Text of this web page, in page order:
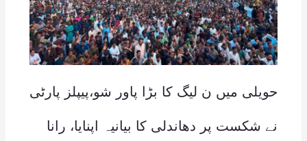
حویلی میں ن لیگ کا بڑا پاور شو،پیپلز پارٹی
نے شکست پر دھاندلی کا بیانیہ اپنایا، رانا